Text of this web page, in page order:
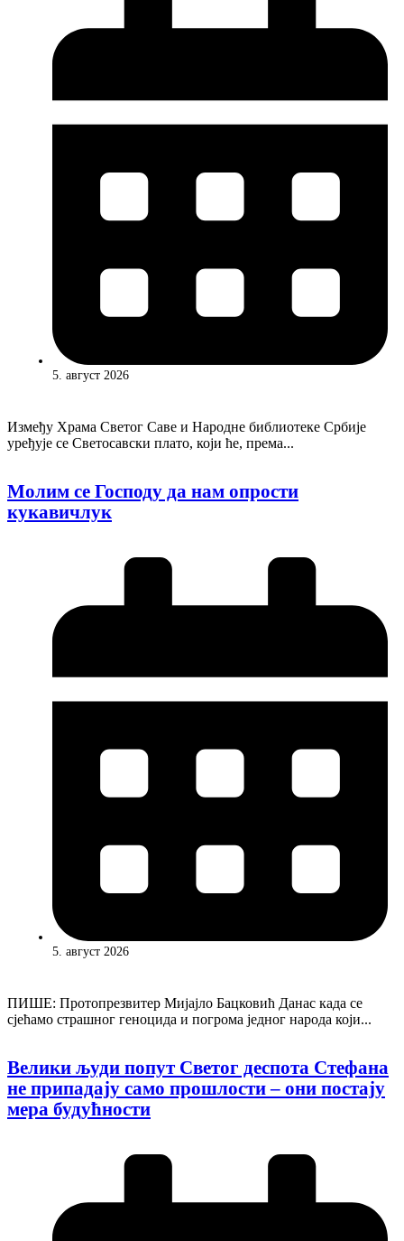
5. август 2026
Између Храма Светог Саве и Народне библиотеке Србије
уређује се Светосавски плато, који ће, према...
Молим се Господу да нам опрости
кукавичлук
5. август 2026
ПИШЕ: Протопрезвитер Мијајло Бацковић Данас када се
сјећамо страшног геноцида и погрома једног народа који...
Велики људи попут Светог деспота Стефана
не припадају само прошлости – они постају
мера будућности